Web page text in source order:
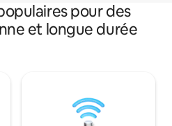
pour des
et longue durée